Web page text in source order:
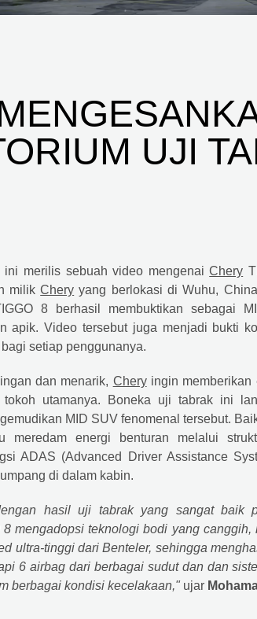
UJI
ini merilis sebuah video mengenaiChery
milikChery yang berlokasi di Wuhu,
8 berhasil membuktikan sebagai
apik. Video tersebut juga menjadi bukti
setiap penggunanya.
dan menarik, Cheryingin memberikan
utamanya. Boneka uji tabrak ini
MID SUV fenomenal tersebut.
meredam energi benturan melalui
ADAS (Advanced Driver Assistance
di dalam kabin.
hasil uji tabrak yang sangat baik
mengadopsi teknologi bodi yang canggih,
ultra-tinggi dari Benteler, sehingga
6 airbag dari berbagai sudut dan dan
berbagai kondisi kecelakaan," ujar